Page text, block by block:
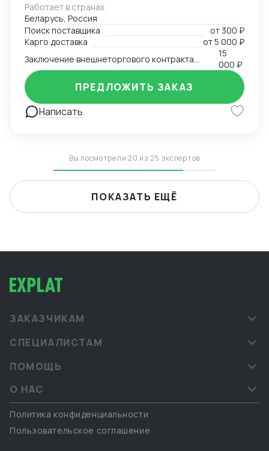
выстраиваю долгосрочные торговые отношения.
Осуществляю полный цикл сделки с китайскими
производителями от поиска поставщика и выкупа
товаров, до поставки продукции на склад покупателя.
Берусь за сложные проекты и помогаю решить
нестандартные вопросы.
Работает в странах
Беларусь, Россия
Поиск поставщика
от 300 ₽
Карго доставка
от5 000 ₽
15
000 ₽
Написать
ПРЕДЛОЖИТЬ ЗАКАЗ
Вы посмотрели 20 из 25 экспертов
ПОКАЗАТЬ ЕЩЁ
ЗАКАЗЧИКАМ
СПЕЦИАЛИСТАМ
ПОМОЩЬ
О НАС
Политика конфиденциальности
Пользовательское соглашение